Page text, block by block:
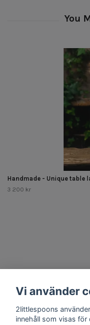
Handmade - Unique table
3 200 kr
Social Media
Vi använder
2littlespoons
innehåll som visas